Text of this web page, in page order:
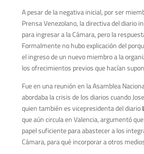
A pesar de la negativa inicial, por ser
Prensa Venezolano, la directiva del diario
para ingresar a la Cámara, pero la
Formalmente no hubo explicación del
el ingreso de un nuevo miembro a la
los ofrecimientos previos que hacían
Fue en una reunión en la Asamblea
abordaba la crisis de los diarios cuando
quien también es vicepresidenta del diario
que aún circula en Valencia, argumentó
papel suficiente para abastecer a los
Cámara, para qué incorporar a otros